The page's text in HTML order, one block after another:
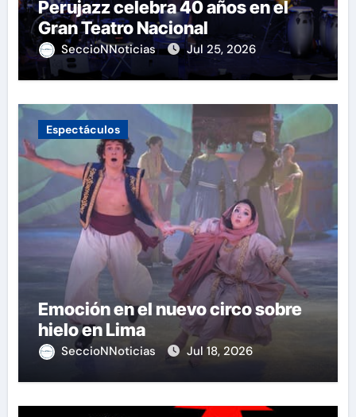
Perujazz celebra 40 años en el
Gran Teatro Nacional
SeccioNNoticias Jul 25, 2026
Espectáculos
Emoción en el nuevo circo sobre
hielo en Lima
SeccioNNoticias Jul 18, 2026